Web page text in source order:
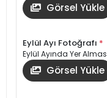
Görsel Yükle
Eylül Ayı Fotoğrafı *
Eylül Ayında Yer
Görsel Yükle